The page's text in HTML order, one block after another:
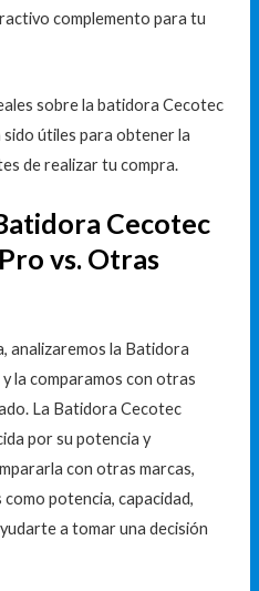
complemento para tu
sobre la batidora Cecotec
útiles para obtener la
de realizar tu compra.
Cecotec
vs. Otras
analizaremos la Batidora
la comparamos con otras
La Batidora Cecotec
por su potencia y
con otras marcas,
potencia, capacidad,
a tomar una decisión